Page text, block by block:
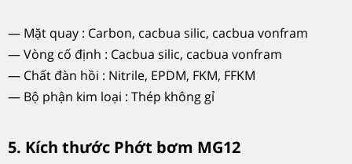
— Mặt quay : Carbon, cacbua silic, cacbua vonfram
— Vòng cố định : Cacbua silic, cacbua vonfram
— Chất đàn hồi : Nitrile, EPDM, FKM, FFKM
— Bộ phận kim loại : Thép không gỉ
5. Kích thước Phớt bơm MG12